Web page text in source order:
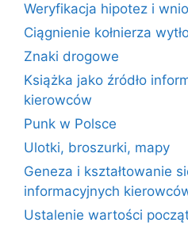
Weryfikacja hipotez i
Ciągnienie kołnierza
Znaki drogowe
Książka jako źródło
kierowców
Punk w Polsce
Ulotki, broszurki, mapy
Geneza i kształtowanie
informacyjnych
Ustalenie wartości